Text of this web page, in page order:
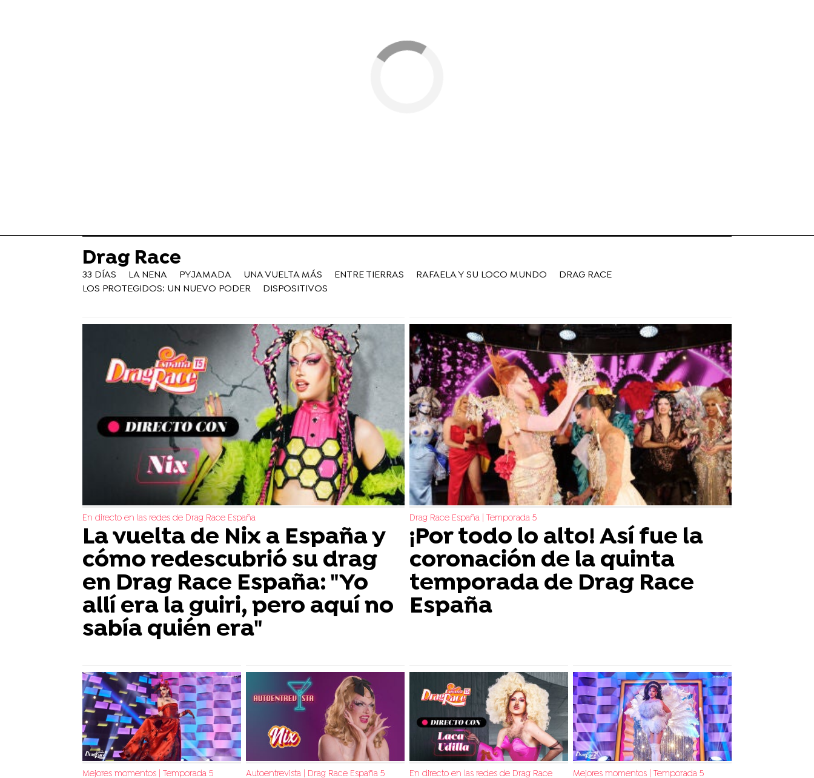
Drag Race
33 DÍAS LA NENA PYJAMADA UNA VUELTA MÁS ENTRE TIERRAS RAFAELA Y SU LOCO MUNDO
DRAG RACE
LOS PROTEGIDOS: UN NUEVO PODER
DISPOSITIVOS
En directo en las redes de Drag Race España
La vuelta de Nix a España y
cómo redescubrió su drag
en Drag Race España: "Yo
allí era la guiri, pero aquí no
sabía quién era"
Drag Race España | Temporada 5
¡Por todo lo alto! Así fue la
coronación de la quinta
temporada de Drag Race
España
Mejores momentos | Temporada 5 Autoentrevista | Drag Race España 5 En directo en las redes de Drag Race Mejores momentos | Temporada 5